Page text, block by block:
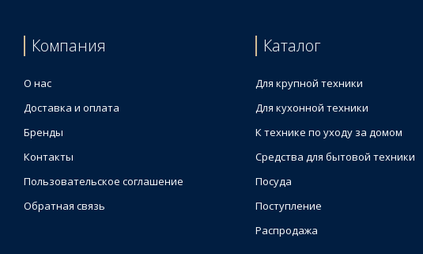
Компания
О нас
Доставка и оплата
Бренды
Контакты
Пользовательское соглашение
Обратная связь
Каталог
Для крупной техники
Для кухонной техники
К технике по уходу за домом
Средства для бытовой техники
Посуда
Поступление
Распродажа